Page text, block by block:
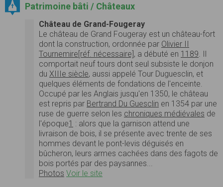
Patrimoine bâti / Châteaux
Château de Grand-Fougeray
Le château de Grand Fougeray est un château-fort
dont la construction, ordonnée par Olivier II
Tournemire[réf. nécessaire], a débuté en 1189. Il
comportait neuf tours dont seul subsiste le donjon
du XIIIe siècle, aussi appelé Tour Duguesclin, et
quelques éléments de fondations de l'enceinte.
Occupé par les Anglais jusqu'en 1350, le château
est repris par Bertrand Du Guesclin en 1354 par une
ruse de guerre selon les chroniques médiévales de
l'époque1 : alors que la garnison attend une
livraison de bois, il se présente avec trente de ses
hommes devant le pont-levis déguisés en
bûcheron, leurs armes cachées dans des fagots de
bois portés par des paysannes...
Photos Voir le site